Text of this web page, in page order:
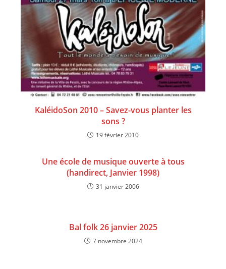
KaléidoSon 2010 – Savez-vous planter les
sons ?
19 février 2010
Une école de musique ouverte à tous
(handirect, Janvier 1998)
31 janvier 2006
Bal folk 26 janvier 2025
7 novembre 2024